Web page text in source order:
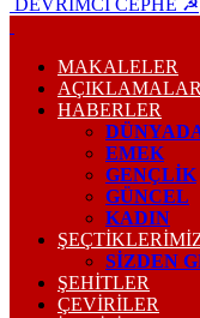
DEVRİMCİ CEPHE ☭
MAKALELER
AÇIKLAMALAR
HABERLER
EMEK
GENÇLİK
GÜNCEL
KADIN
SİZDEN
ŞEHİTLER
ÇEVİRİLER